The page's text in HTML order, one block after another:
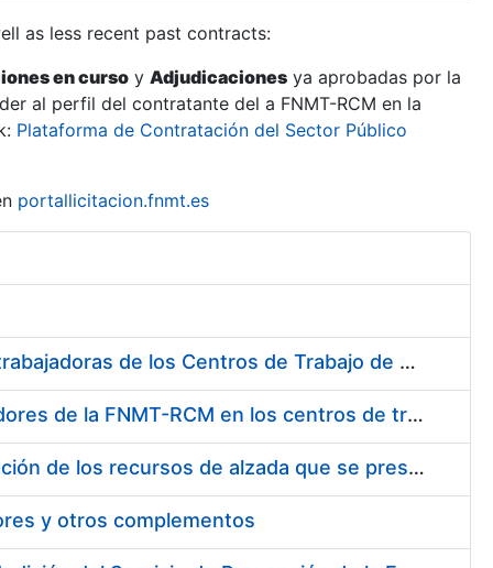
as less recent past contracts:
en curso y Adjudicaciones ya aprobadas por la
al perfil del contratante del a FNMT-RCM en la
Plataforma de Contratación del Sector Público
portallicitacion.fnmt.es
Suministro de Protectores Auditivos a medida para las personas trabajadoras de los Centros de Trabajo de Madrid y Burgos
Suministro de gafas graduadas antiproyecciones para los trabajadores de la FNMT-RCM en los centros de trabajo de Madrid y Burgos
Servicios de una empresa externa para el asesoramiento y resolución de los recursos de alzada que se presentan relacionados con procesos de selección para la FNMT-RCM
y otros complementos